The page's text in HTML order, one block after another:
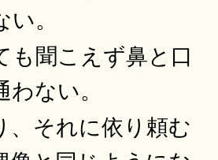
。
も聞こえず鼻と口
ない。
、それに依り頼む